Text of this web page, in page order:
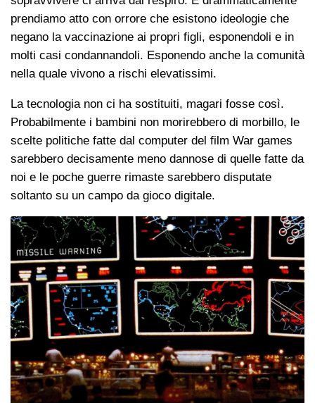
prendiamo atto con orrore che esistono ideologie che
negano la vaccinazione ai propri figli, esponendoli e in
molti casi condannandoli. Esponendo anche la comunità
nella quale vivono a rischi elevatissimi.
La tecnologia non ci ha sostituiti, magari fosse così.
Probabilmente i bambini non morirebbero di morbillo, le
scelte politiche fatte dal computer del film War games
sarebbero decisamente meno dannose di quelle fatte da
noi e le poche guerre rimaste sarebbero disputate
soltanto su un campo da gioco digitale.